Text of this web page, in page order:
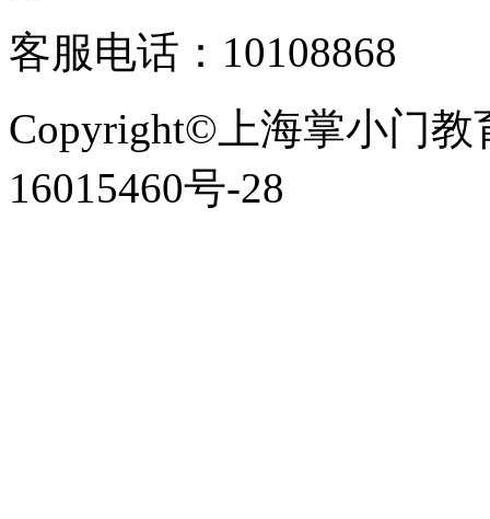
客服电话：10108868
Copyright©上海掌小门教
16015460号-28